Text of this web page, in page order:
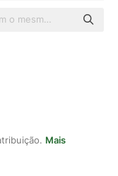
Mais